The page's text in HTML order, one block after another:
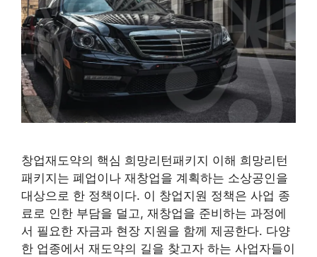
창업재도약의 핵심 희망리턴패키지 이해 희망리턴
패키지는 폐업이나 재창업을 계획하는 소상공인을
대상으로 한 정책이다. 이 창업지원 정책은 사업 종
료로 인한 부담을 덜고, 재창업을 준비하는 과정에
서 필요한 자금과 현장 지원을 함께 제공한다. 다양
한 업종에서 재도약의 길을 찾고자 하는 사업자들이